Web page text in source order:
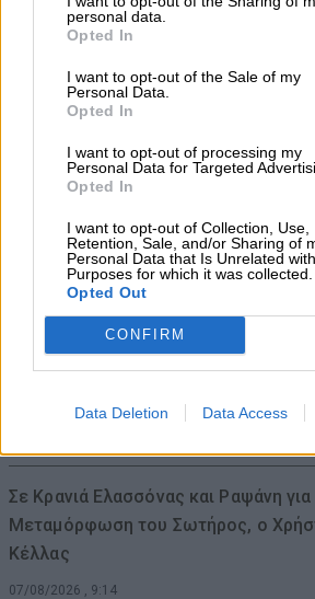
personal data.
Opted In
I want to opt-out of the Sale of my
Personal Data.
Opted In
I want to opt-out of processing my
Personal Data for Targeted
Opted In
I want to opt-out of Collection, Use,
Retention, Sale, and/or Sharing of
Personal Data that Is Unrelated
Purposes for which it was collected.
Opted Out
CONFIRM
Data Deletion Data Access
07/08/2026 , 9:56
Η εντυπωσιακή παιδική παράσταση
«Πολυάννα» της Κάρμεν Ρουγγέρη
στα Φάρσαλα!
07/08/2026 , 9:30
Ο Θερινός Κινηματογράφος του
Λαρισαίων πάει διακοπές! –
ξανά στις 17 Αυγούστου
07/08/2026 , 9:23
Ε. Λιακούλη: Στου αγρότη το
τα τεχνάσματα και τα πειράματα!
Σε Κρανιά Ελασσόνας και Ραψάνη για
Μεταμόρφωση του Σωτήρος, ο
Κέλλας
07/08/2026 , 9:14